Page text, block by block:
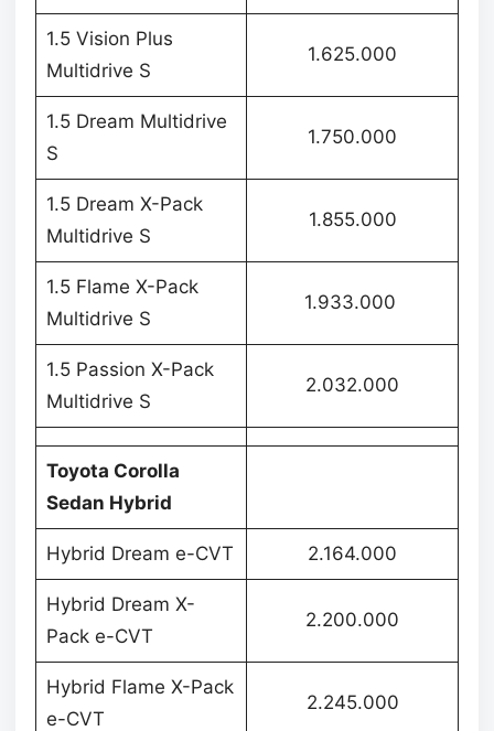
1.5 Vision Plus
Multidrive S
1.625.000
1.5 Dream Multidrive
S
1.750.000
1.5 Dream X-Pack
Multidrive S
1.855.000
1.5 Flame X-Pack
Multidrive S
1.933.000
1.5 Passion X-Pack
Multidrive S
2.032.000
Toyota Corolla
Sedan Hybrid
Hybrid Dream e-CVT 2.164.000
Hybrid Dream X-
Pack e-CVT
2.200.000
Hybrid Flame X-Pack
e-CVT
2.245.000